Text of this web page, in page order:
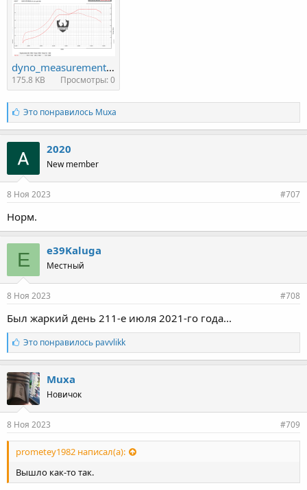
dyno_measurements.png
175.8 KB Просмотры: 0
Л
а
й
к
и
Это понравилось Muxa
2020
New member
8 Ноя 2023 #707
Норм.
E e39Kaluga
Местный
8 Ноя 2023 #708
Был жаркий день 211-е июля 2021-го года...
Л
а
й
к
и
:
Это понравилось pavvlikk
Muxa
Новичок
8 Ноя 2023 #709
prometey1982 написал(а):
Вышло как-то так.